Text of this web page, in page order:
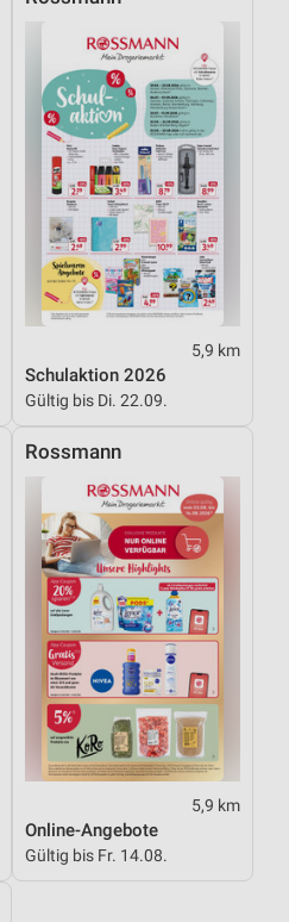
5,9 km
Schulaktion 2026
Gültig bis Di. 22.09.
Rossmann
5,9 km
Online-Angebote
Gültig bis Fr. 14.08.